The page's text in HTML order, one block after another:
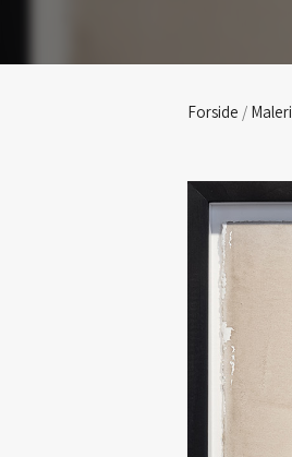
Forside / Maleri